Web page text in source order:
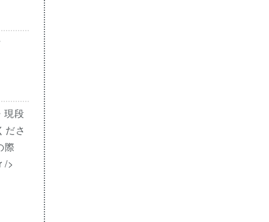
現段
ださ
際
/>